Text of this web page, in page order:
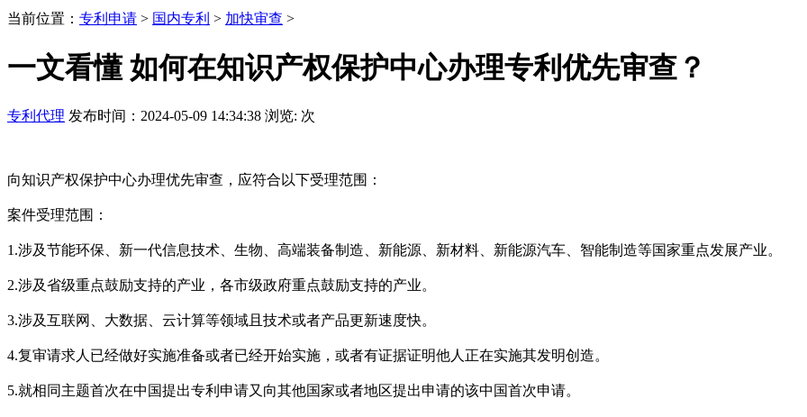
当前位置： 专利申请 > 国内专利 > 加快审查 >
一文看懂 如何在知识产权保护中心办理专利优先审查？
专利代理 发布时间：2024-05-09 14:34:38 浏览: 次
向知识产权保护中心办理优先审查，应符合以下受理范围：
案件受理范围：
1.涉及节能环保、新一代信息技术、生物、高端装备制造、新能源、新材料、新能源汽车、智能制造等国家重点发展产业。
2.涉及省级重点鼓励支持的产业，各市级政府重点鼓励支持的产业。
3.涉及互联网、大数据、云计算等领域且技术或者产品更新速度快。
4.复审请求人已经做好实施准备或者已经开始实施，或者有证据证明他人正在实施其发明创造。
5.就相同主题首次在中国提出专利申请又向其他国家或者地区提出申请的该中国首次申请。